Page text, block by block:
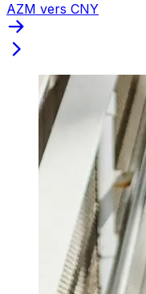
AZM vers CNY